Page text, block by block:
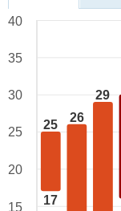
25
17
26
29
40
35
30
25
20
15